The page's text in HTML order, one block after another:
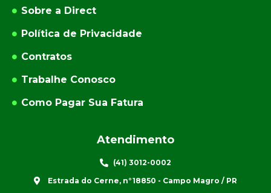
Sobre a Direct
Política de Privacidade
Contratos
Trabalhe Conosco
Como Pagar Sua Fatura
Atendimento
(41) 3012-0002
Estrada do Cerne, n°18850 - Campo Magro / PR